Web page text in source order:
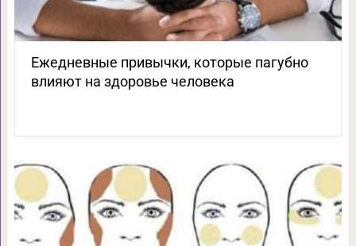
Ежедневные привычки, которые пагубно
влияют на здоровье человека